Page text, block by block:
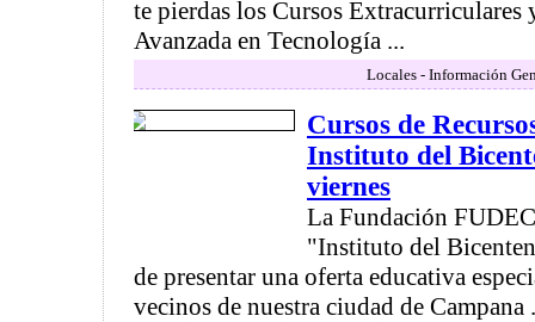
te pierdas los Cursos Extracurriculares
Avanzada en Tecnología ...
Locales - Información
Cursos de
Instituto del
viernes
La Fundación
"Instituto del
de presentar una oferta educativa
vecinos de nuestra ciudad de Campana